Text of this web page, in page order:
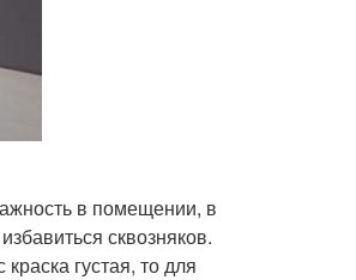
в помещении, в
сквозняков.
густая, то для